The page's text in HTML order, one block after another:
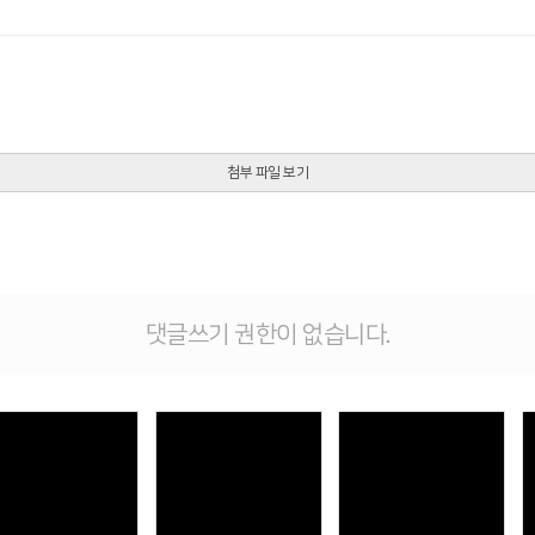
첨부 파일 보기
댓글쓰기 권한이 없습니다.